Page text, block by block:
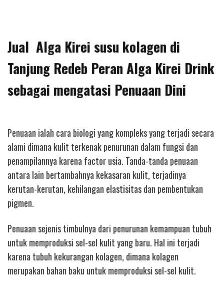
Jual Alga Kirei susu kolagen di
Tanjung Redeb Peran Alga Kirei Drink
sebagai mengatasi Penuaan Dini
Penuaan ialah cara biologi yang kompleks yang terjadi secara
alami dimana kulit terkenak penurunan dalam fungsi dan
penampilannya karena factor usia. Tanda-tanda penuaan
antara lain bertambahnya kekasaran kulit, terjadinya
kerutan-kerutan, kehilangan elastisitas dan pembentukan
pigmen.
Penuaan sejenis timbulnya dari penurunan kemampuan tubuh
untuk memproduksi sel-sel kulit yang baru. Hal ini terjadi
karena tubuh kekurangan kolagen, dimana kolagen
merupakan bahan baku untuk memproduksi sel-sel kulit.